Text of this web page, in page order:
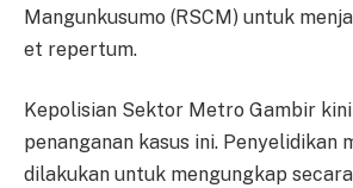
Mangunkusumo (RSCM) untuk
et repertum.
Kepolisian Sektor Metro Gambir
penanganan kasus ini. Penyelidikan
dilakukan untuk mengungkap